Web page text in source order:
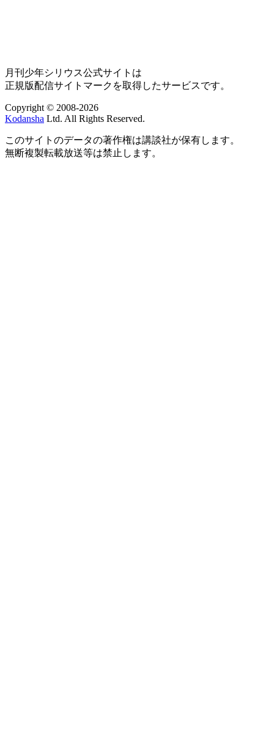
月刊少年シリウス公式サイトは
正規版配信サイトマークを取得したサービスです。
Copyright © 2008-2026
Kodansha Ltd. All Rights Reserved.
このサイトのデータの著作権は講談社が保有します。
無断複製転載放送等は禁止します。